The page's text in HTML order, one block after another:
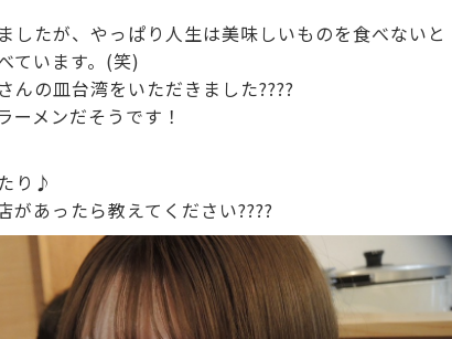
したが、やっぱり人生は美味しいものを食べないと
ています。(笑)
んの皿台湾をいただきました????
メンだそうです！
り♪
あったら教えてください????